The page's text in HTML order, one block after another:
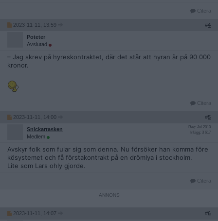
Citera
2023-11-11, 13:59 #4
Poteter
Avslutad
– Jag skrev på hyreskontraktet, där det står att hyran är på 90 000
kronor.
Citera
2023-11-11, 14:00 #5
Snickartasken
Medlem
Reg: Jul 2010
Inlägg: 3 617
Avskyr folk som fular sig som denna. Nu försöker han komma före
kösystemet och få förstakontrakt på en drömlya i stockholm.
Lite som Lars ohly gjorde.
Citera
2023-11-11, 14:07 #6